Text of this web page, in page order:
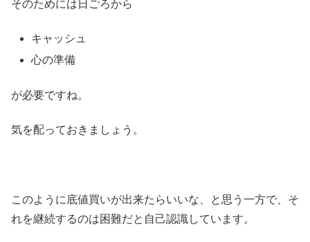
そのためには日ごろから
キャッシュ
心の準備
が必要ですね。
気を配っておきましょう。
このように底値買いが出来たらいいな、と思う一方で、そ
れを継続するのは困難だと自己認識しています。